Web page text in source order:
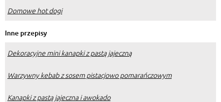
Domowe hot dogi
Inne przepisy
Dekoracyjne mini kanapki z pastą jajeczną
Warzywny kebab z sosem pistacjowo pomarańczowym
Kanapki z pastą jajeczna i awokado